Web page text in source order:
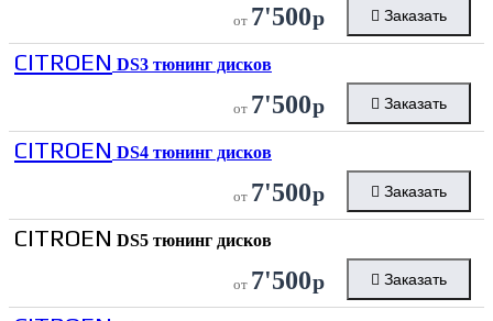
от 7'500р Заказать
CITROEN DS3 тюнинг дисков
от 7'500р Заказать
CITROEN DS4 тюнинг дисков
от 7'500р Заказать
CITROEN DS5 тюнинг дисков
от 7'500р Заказать